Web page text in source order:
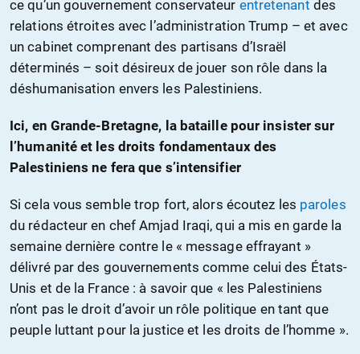
ce qu’un gouvernement conservateur entretenant des
relations étroites avec l’administration Trump – et avec
un cabinet comprenant des partisans d’Israël
déterminés – soit désireux de jouer son rôle dans la
déshumanisation envers les Palestiniens.
Ici, en Grande-Bretagne, la bataille pour insister sur
l’humanité et les droits fondamentaux des
Palestiniens ne fera que s’intensifier
Si cela vous semble trop fort, alors écoutez les paroles
du rédacteur en chef Amjad Iraqi, qui a mis en garde la
semaine dernière contre le « message effrayant »
délivré par des gouvernements comme celui des États-
Unis et de la France : à savoir que « les Palestiniens
n’ont pas le droit d’avoir un rôle politique en tant que
peuple luttant pour la justice et les droits de l’homme ».